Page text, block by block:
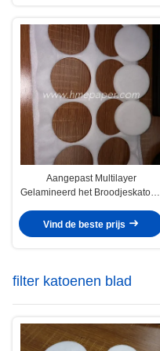
Aangepast Multilayer
Gelamineerd het Broodjeskatoen
Vind de beste prijs
filter katoenen blad